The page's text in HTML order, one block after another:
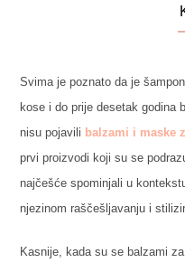
Svima je poznato da je
kose i do prije desetak godina
nisu pojavili balzami i maske
prvi proizvodi koji su se
najčešće spominjali u
njezinom raščešljavanju i
Kasnije, kada su se balzami